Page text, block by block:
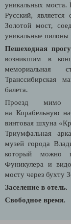
уникальных моста.
Русский,
Золотой мост,
уникальные пилоны
Пешеходная
возникшим в
мемориальная
Транссибирская
балета.
Проезд мимо
на Корабельную
винтовая шхуна
Триумфальная
музей города
который можно
Фуникулера и
мосту через бухту
Заселение в отель.
Свободное время.